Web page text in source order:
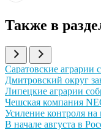
Также в
Иллюстрация новости
Саратовские аграрии
Иллюстрация новости
Дмитровский округ
Иллюстрация новости
Липецкие аграрии
Иллюстрация новости
Чешская компания
Иллюстрация новости
Усиление контроля
Иллюстрация новости
В начале августа в